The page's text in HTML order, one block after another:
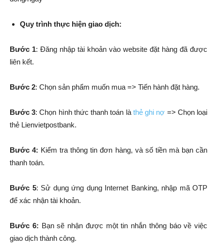
Quy trình thực hiện giao dịch:
Bước 1: Đăng nhập tài khoản vào website đặt hàng đã được
liên kết.
Bước 2: Chọn sản phẩm muốn mua => Tiến hành đặt hàng.
Bước 3: Chọn hình thức thanh toán là thẻ ghi nợ => Chọn loại
thẻ Lienvietpostbank.
Bước 4: Kiểm tra thông tin đơn hàng, và số tiền mà bạn cần
thanh toán.
Bước 5: Sử dụng ứng dụng Internet Banking, nhập mã OTP
để xác nhận tài khoản.
Bước 6: Bạn sẽ nhận được một tin nhắn thông báo về việc
giao dịch thành công.